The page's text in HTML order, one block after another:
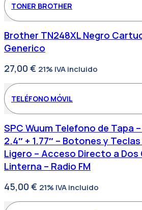
TONER BROTHER
Brother TN248XL Negro
Generico
27,00 € 21% IVA incluido
TELÉFONO MÓVIL
SPC Wuum Telefono de Tapa
2.4″ + 1.77″ – Botones y
Ligero – Acceso Directo a
Linterna – Radio FM
45,00 € 21% IVA incluido